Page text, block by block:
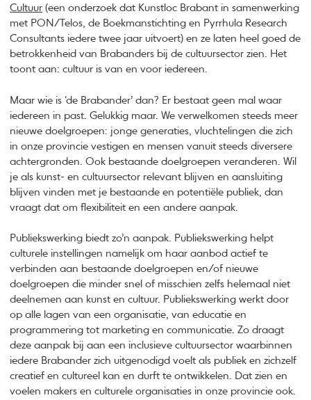
Cultuur (een onderzoek dat Kunstloc Brabant in samenwerking
met PON/Telos, de Boekmanstichting en Pyrrhula Research
Consultants iedere twee jaar uitvoert) en ze laten heel goed de
betrokkenheid van Brabanders bij de cultuursector zien. Het
toont aan: cultuur is van en voor iedereen.
Maar wie is ‘de Brabander’ dan? Er bestaat geen mal waar
iedereen in past. Gelukkig maar. We verwelkomen steeds meer
nieuwe doelgroepen: jonge generaties, vluchtelingen die zich
in onze provincie vestigen en mensen vanuit steeds diversere
achtergronden. Ook bestaande doelgroepen veranderen. Wil
je als kunst- en cultuursector relevant blijven en aansluiting
blijven vinden met je bestaande en potentiële publiek, dan
vraagt dat om flexibiliteit en een andere aanpak.
Publiekswerking biedt zo’n aanpak. Publiekswerking helpt
culturele instellingen namelijk om haar aanbod actief te
verbinden aan bestaande doelgroepen en/of nieuwe
doelgroepen die minder snel of misschien zelfs helemaal niet
deelnemen aan kunst en cultuur. Publiekswerking werkt door
op alle lagen van een organisatie, van educatie en
programmering tot marketing en communicatie. Zo draagt
deze aanpak bij aan een inclusieve cultuursector waarbinnen
iedere Brabander zich uitgenodigd voelt als publiek en zichzelf
creatief en cultureel kan en durft te ontwikkelen. Dat zien en
voelen makers en culturele organisaties in onze provincie ook.